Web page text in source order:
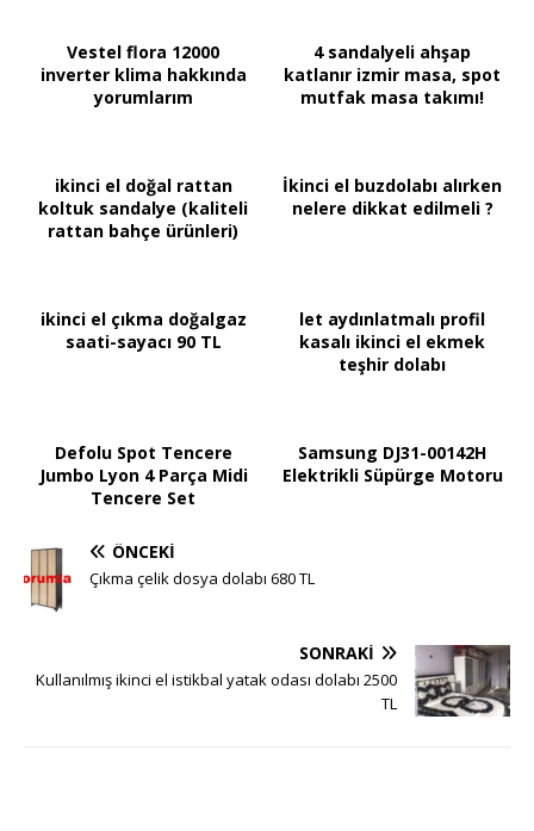
Vestel flora 12000
inverter klima hakkında
yorumlarım
4 sandalyeli ahşap
katlanır izmir masa, spot
mutfak masa takımı!
ikinci el doğal rattan
koltuk sandalye (kaliteli
rattan bahçe ürünleri)
İkinci el buzdolabı alırken
nelere dikkat edilmeli ?
ikinci el çıkma doğalgaz
saati-sayacı 90 TL
let aydınlatmalı profil
kasalı ikinci el ekmek
teşhir dolabı
Defolu Spot Tencere
Jumbo Lyon 4 Parça Midi
Tencere Set
Samsung DJ31-00142H
Elektrikli Süpürge Motoru
ÖNCEKI
Çıkma çelik dosya dolabı 680 TL
SONRAKI
Kullanılmış ikinci el istikbal yatak odası dolabı 2500
TL